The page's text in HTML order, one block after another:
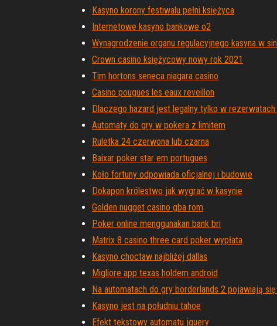
Kasyno korony festiwalu pełni księżyca
Internetowe kasyno bankowe o2
Wynagrodzenie organu regulacyjnego kasyna w
Crown casino księżycowy nowy rok 2021
Tim hortons seneca niagara casino
Casino pougues les eaux reveillon
Dlaczego hazard jest legalny tylko w rezerwatach
Automaty do gry w pokera z limitem
Ruletka 24 czerwona lub czarna
Baixar poker star em portugues
Koło fortuny odpowiada oficjalnej i budowie
Dokapon królestwo jak wygrać w kasynie
Golden nugget casino gba rom
Poker online menggunakan bank bri
Matrix 8 casino three card poker wypłata
Kasyno choctaw najbliżej dallas
Migliore app texas holdem android
Na automatach do gry borderlands 2 pojawiają
Kasyno jest na południu tahoe
Efekt tekstowy automatu jquery